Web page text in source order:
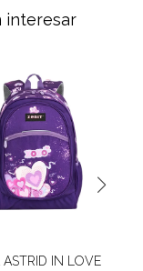
interesar
ASTRID IN LOVE